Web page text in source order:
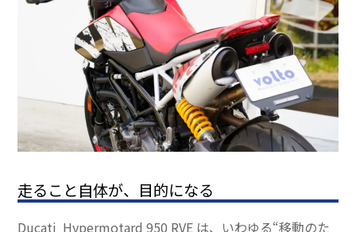
走ること自体が、目的になる
Ducati Hypermotard 950 RVE は、いわゆる“移動のた